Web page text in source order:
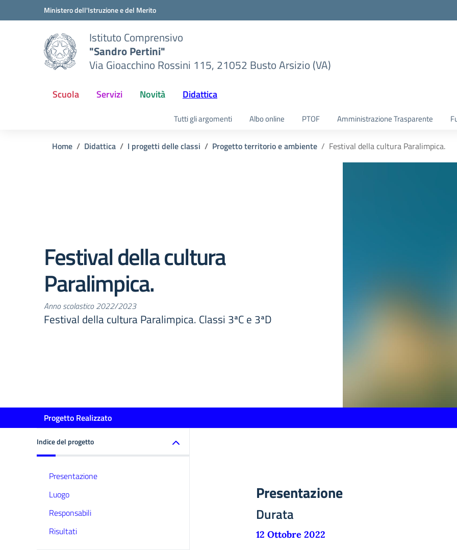
Vai ai contenuti
Vai al menu di navigazioneMinistero dell'Istruzione e del Merito
Istituto Comprensivo
"Sandro Pertini"
Via Gioacchino Rossini 115, 21052 Busto Arsizio (VA)
Scuola Servizi Novità Didattica
Tutti gli argomenti Albo online PTOF Amministrazione Trasparente
Home Didattica I progetti delle classi Progetto territorio e ambiente Festival della cultura Paralimpica.
Festival della cultura
Paralimpica.
Anno scolastico 2022/2023
Festival della cultura Paralimpica. Classi 3ªC e 3ªD
Progetto Realizzato
Indice del progetto
Presentazione
Luogo
Responsabili
Risultati
Presentazione
Durata
12 Ottobre 2022